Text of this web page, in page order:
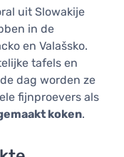
uit Slowakije
in de
en Valašsko.
tafels en
dag worden ze
fijnproevers als
koken.